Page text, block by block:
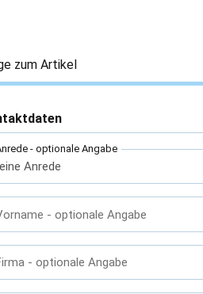
zum Artikel
- optionale Angabe
- optionale Angabe
- optionale Angabe